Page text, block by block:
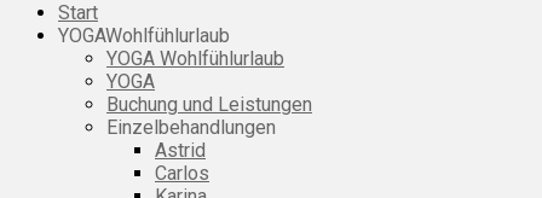
Start
YOGAWohlfühlurlaub
YOGA Wohlfühlurlaub
YOGA
Buchung und Leistungen
Einzelbehandlungen
Astrid
Carlos